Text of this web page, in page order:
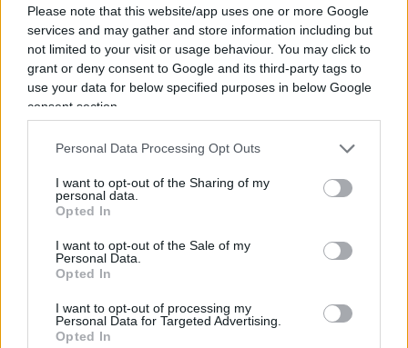
Please note that this website/app uses one or more Google
services and may gather and store information including but
not limited to your visit or usage behaviour. You may click to
grant or deny consent to Google and its third-party tags to
use your data for below specified purposes in below Google
consent section.
Personal Data Processing Opt Outs
I want to opt-out of the Sharing of my
personal data.
Opted In
I want to opt-out of the Sale of my
Personal Data.
Opted In
I want to opt-out of processing my
Personal Data for Targeted Advertising.
Opted In
preferenze di Zaia. E questo nonostante il
centrodestra abbia perso 400 mila voti rispetto
alle precedenti regionali”. Il dato più
impressionante riguarda il Carroccio: “Rispetto al
2020 ha duplicato i voti, addirittura triplicati
Puglia: “Discontinuità nella
continuità”
Un altro caso interessante è la Puglia, dove
Antonio Decarononostante l’altissima astensione
ha migliorato i risultati del centrosinistra: “È